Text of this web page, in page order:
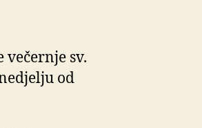
sv.
od